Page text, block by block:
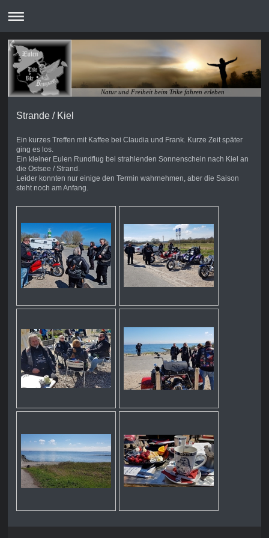
Natur und Freiheit beim Trike fahren erleben
Strande / Kiel
Ein kurzes Treffen mit Kaffee bei Claudia und Frank. Kurze Zeit später
ging es los.
Ein kleiner Eulen Rundflug bei strahlenden Sonnenschein nach Kiel an
die Ostsee / Strand.
Leider konnten nur einige den Termin wahrnehmen, aber die Saison
steht noch am Anfang.